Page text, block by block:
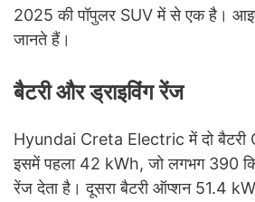
2025 की पॉपुलर SUV में से एक है।
जानते हैं।
बैटरी और ड्राइविंग रेंज
Hyundai Creta Electric में दो बैटरी
इसमें पहला 42 kWh, जो लगभग 390
रेंज देता है। दूसरा बैटरी ऑप्शन 51.4